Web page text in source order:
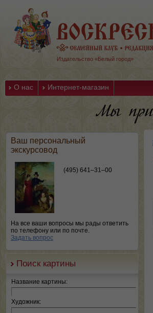
Издательство «Белый город»
О нас Интернет-магазин
Ваш персональный
экскурсовод
(495) 641–31–00
На все ваши вопросы мы рады ответить
по телефону или по почте.
Задать вопрос
Поиск картины
Название картины:
Художник: